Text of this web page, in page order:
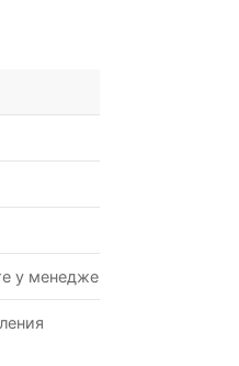
у менеджеров)